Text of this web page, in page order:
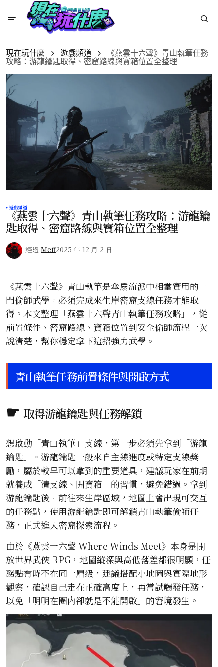
現在玩什麼 遊戲頻道
《燕雲十六聲》青山執筆任務
攻略：游龍鑰匙取得、密窟路線與寶箱位置全整理
遊戲頻道
《燕雲十六聲》青山執筆任務攻略：游龍鑰
匙取得、密窟路線與寶箱位置全整理
經過 Meff2025 年 12 月 2 日
《燕雲十六聲》青山執筆是傘扇流派中相當實用的一
門偷師武學，必須完成來生岸密窟支線任務才能取
得。本文整理「燕雲十六聲青山執筆任務攻略」，從
前置條件、密窟路線、寶箱位置到安全偷師流程一次
說清楚，幫你穩定拿下這招強力武學。
青山執筆任務前置條件與開啟方式
取得游龍鑰匙與任務解鎖
想啟動「青山執筆」支線，第一步必須先拿到「游龍
鑰匙」。游龍鑰匙一般來自主線進度或特定支線獎
勵，屬於較早可以拿到的重要道具，建議玩家在前期
就養成「清支線、開寶箱」的習慣，避免錯過。拿到
游龍鑰匙後，前往來生岸區域，地圖上會出現可交互
的任務點，使用游龍鑰匙即可解鎖青山執筆偷師任
務，正式進入密窟探索流程。
由於《燕雲十六聲 Where Winds Meet》本身是開
放世界武俠 RPG，地圖縱深與高低落差都很明顯，任
務點有時不在同一層級，建議搭配小地圖與實際地形
觀察，確認自己走在正確高度上，再嘗試觸發任務，
以免「明明在圈內卻就是不能開啟」的窘境發生。